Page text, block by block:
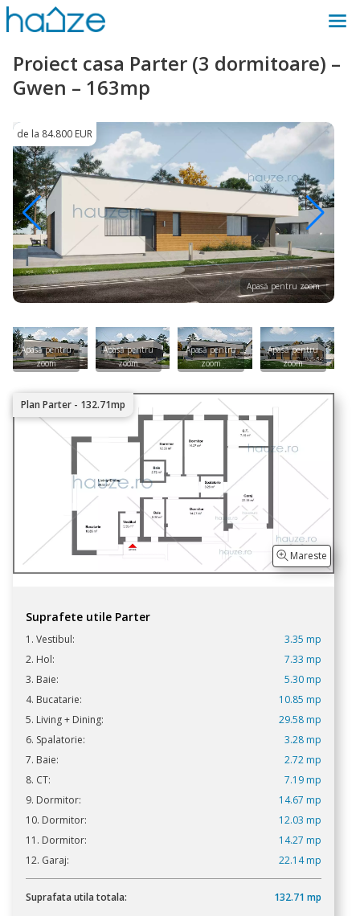
Proiect casa Parter (3 dormitoare) –
Gwen – 163mp
de la 84.800 EUR
Plan Parter - 132.71mp
Mareste
Suprafete utile Parter
1. Vestibul:
3.35 mp
2. Hol:
7.33 mp
3. Baie:
5.30 mp
4. Bucatarie:
10.85 mp
5. Living + Dining:
29.58 mp
6. Spalatorie:
3.28 mp
7. Baie:
2.72 mp
8. CT:
7.19 mp
9. Dormitor:
14.67 mp
10. Dormitor:
12.03 mp
11. Dormitor:
14.27 mp
12. Garaj:
22.14 mp
Suprafata utila totala: 132.71 mp